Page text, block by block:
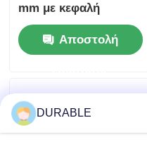
mm με κεφαλή
μέγιστης
αναρρόφησης 8 M και
ανώτερο ατσάλινο
χειρισμό αποβλήτων
Αποστολή
DURABLE